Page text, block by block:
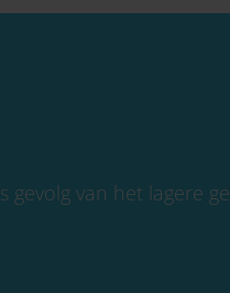
van het lagere